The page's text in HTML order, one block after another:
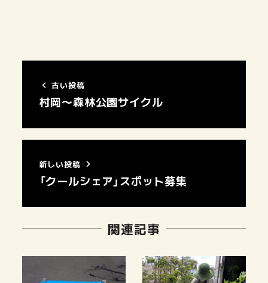
古い投稿
村岡〜森林公園サイクル
新しい投稿
「クールシェア」スポット募集
関連記事